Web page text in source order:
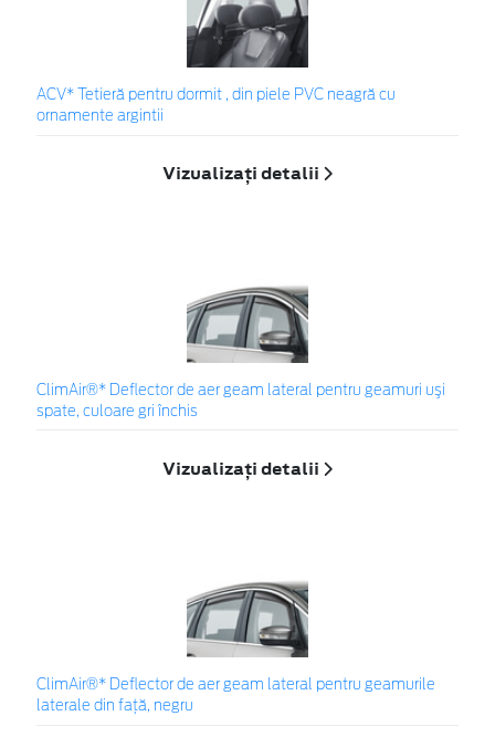
ACV* Tetieră pentru dormit , din piele PVC neagră cu
ornamente argintii
Vizualizați detalii
ClimAir®* Deflector de aer geam lateral pentru geamuri uşi
spate, culoare gri închis
Vizualizați detalii
ClimAir®* Deflector de aer geam lateral pentru geamurile
laterale din față, negru